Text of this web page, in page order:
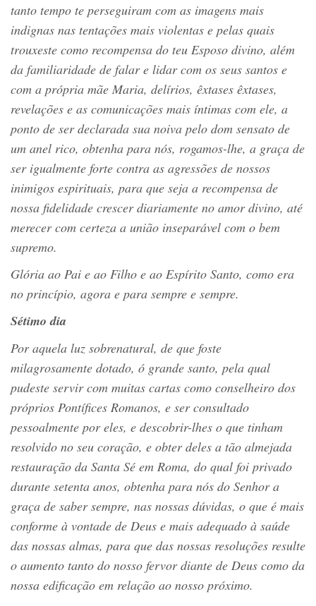
tanto tempo te perseguiram com as imagens mais
indignas nas tentações mais violentas e pelas quais
trouxeste como recompensa do teu Esposo divino, além
da familiaridade de falar e lidar com os seus santos e
com a própria mãe Maria, delírios, êxtases êxtases,
revelações e as comunicações mais íntimas com ele, a
ponto de ser declarada sua noiva pelo dom sensato de
um anel rico, obtenha para nós, rogamos-lhe, a graça de
ser igualmente forte contra as agressões de nossos
inimigos espirituais, para que seja a recompensa de
nossa fidelidade crescer diariamente no amor divino, até
merecer com certeza a união inseparável com o bem
supremo.
Glória ao Pai e ao Filho e ao Espírito Santo, como era
no princípio, agora e para sempre e sempre.
Sétimo dia
Por aquela luz sobrenatural, de que foste
milagrosamente dotado, ó grande santo, pela qual
pudeste servir com muitas cartas como conselheiro dos
próprios Pontífices Romanos, e ser consultado
pessoalmente por eles, e descobrir-lhes o que tinham
resolvido no seu coração, e obter deles a tão almejada
restauração da Santa Sé em Roma, do qual foi privado
durante setenta anos, obtenha para nós do Senhor a
graça de saber sempre, nas nossas dúvidas, o que é mais
conforme à vontade de Deus e mais adequado à saúde
das nossas almas, para que das nossas resoluções resulte
o aumento tanto do nosso fervor diante de Deus como da
nossa edificação em relação ao nosso próximo.